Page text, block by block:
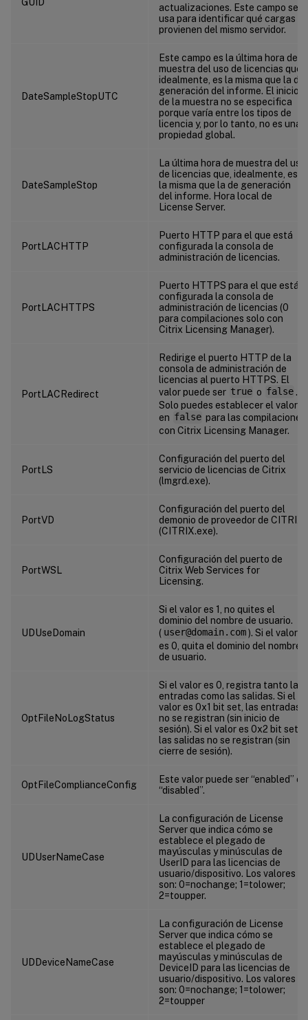
actualizaciones. Este campo se
usa para identificar qué cargas
provienen del mismo servidor.
DateSampleStopUTC
Este campo es la última hora de
muestra del uso de licencias que,
idealmente, es la misma que la de
generación del informe. El inicio
de la muestra no se especifica
porque varía entre los tipos de
licencia y, por lo tanto, no es una
propiedad global.
DateSampleStop
La última hora de muestra del uso
de licencias que, idealmente, es
la misma que la de generación
del informe. Hora local de
License Server.
PortLACHTTP
Puerto HTTP para el que está
configurada la consola de
administración de licencias.
PortLACHTTPS
Puerto HTTPS para el que está
configurada la consola de
administración de licencias (0
para compilaciones solo con
Citrix Licensing Manager).
PortLACRedirect
Redirige el puerto HTTP de la
consola de administración de
licencias al puerto HTTPS. El
valor puede ser true o false.
Solo puedes establecer el valor
en false para las compilaciones
con Citrix Licensing Manager.
PortLS
Configuración del puerto del
servicio de licencias de Citrix
(lmgrd.exe).
PortVD
Configuración del puerto del
demonio de proveedor de CITRIX
(CITRIX.exe).
PortWSL
Configuración del puerto de
Citrix Web Services for
Licensing.
UDUseDomain
Si el valor es 1, no quites el
dominio del nombre de usuario.
( user@domain.com). Si el valor
es 0, quita el dominio del nombre
de usuario.
OptFileNoLogStatus
Si el valor es 0, registra tanto las
entradas como las salidas. Si el
valor es 0x1 bit set, las entradas
no se registran (sin inicio de
sesión). Si el valor es 0x2 bit set,
las salidas no se registran (sin
cierre de sesión).
OptFileComplianceConfig
Este valor puede ser “enabled” o
“disabled”.
UDUserNameCase
La configuración de License
Server que indica cómo se
establece el plegado de
mayúsculas y minúsculas de
UserID para las licencias de
usuario/dispositivo. Los valores
son: 0=nochange; 1=tolower;
2=toupper.
UDDeviceNameCase
La configuración de License
Server que indica cómo se
establece el plegado de
mayúsculas y minúsculas de
DeviceID para las licencias de
usuario/dispositivo. Los valores
son: 0=nochange; 1=tolower;
2=toupper